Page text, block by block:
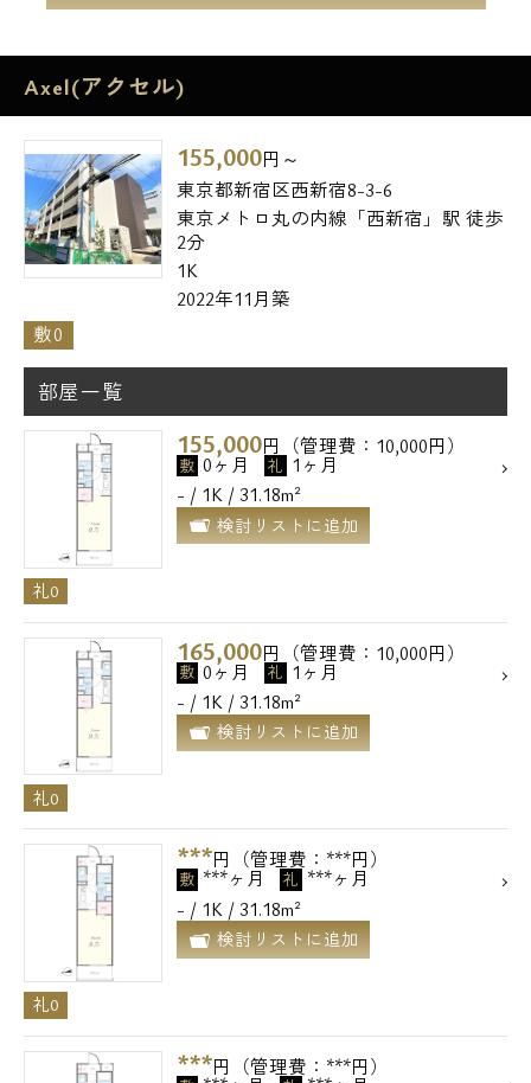
Axel(アクセル)
155,000円～
東京都新宿区西新宿8-3-6
東京メトロ丸の内線「西新宿」駅 徒歩
2分
1K
2022年11月築
敷0
部屋一覧
155,000円（管理費：10,000円）
敷 0ヶ月 礼 1ヶ月
- / 1K / 31.18m²
検討リストに追加
礼0
165,000円（管理費：10,000円）
敷 0ヶ月 礼 1ヶ月
- / 1K / 31.18m²
検討リストに追加
礼0
***円（管理費：***円）
敷 ***ヶ月 礼 ***ヶ月
- / 1K / 31.18m²
検討リストに追加
礼0
***円（管理費：***円）